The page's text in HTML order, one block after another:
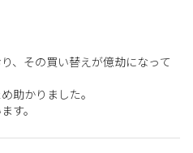
、その買い替えが億劫になって
助かりました。
す。